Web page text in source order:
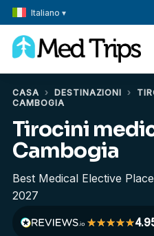
Italiano ▾
CASA › DESTINAZIONI ›
CAMBOGIA
Tirocini
Cambogia
Best Medical Elective
2027